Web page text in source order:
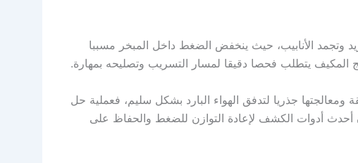
وتجمد الأنابيب، حيث ينخفض الضغط داخل المبخر مسببا
المكيف يتطلب فحصا دقيقا لمسار التسريب وتصليحه بمهارة.
ومعالجتها جذريا لتدفق الهواء البارد بشكل سليم، فعملية حل
أحدث أدوات الكشف لإعادة التوازن للضغط والحفاظ على